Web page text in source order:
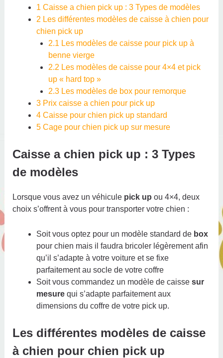
1 Caisse a chien pick up : 3 Types de modèles
2 Les différentes modèles de caisse à chien pour
chien pick up
2.1 Les modèles de caisse pour pick up à
benne vierge
2.2 Les modèles de caisse pour 4×4 et pick
up « hard top »
2.3Les modèles de box pour remorque
3Prix caisse a chien pour pick up
4Caisse pour chien pick up standard
5Cage pour chien pick up sur mesure
Caisse a chien pick up : 3 Types
de modèles
Lorsque vous avez un véhicule pick up ou 4×4, deux
choix s’offrent à vous pour transporter votre chien :
Soit vous optez pour un modèle standard de box
pour chien mais il faudra bricoler légèrement afin
qu’il s’adapte à votre voiture et se fixe
parfaitement au socle de votre coffre
Soit vous commandez un modèle de caisse sur
mesurequi s’adapte parfaitement aux
dimensions du coffre de votre pick up.
Les différentes modèles de caisse
à chien pour chien pick up